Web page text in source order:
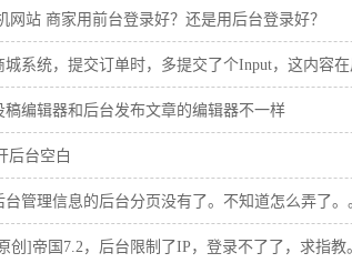
网站 商家用前台登录好？还是用后台登录好？
城系统，提交订单时，多提交了个Input，这内容
稿编辑器和后台发布文章的编辑器不一样
后台空白
管理信息的后台分页没有了。不知道怎么弄了。
创]帝国7.2，后台限制了IP，登录不了了，求指教。